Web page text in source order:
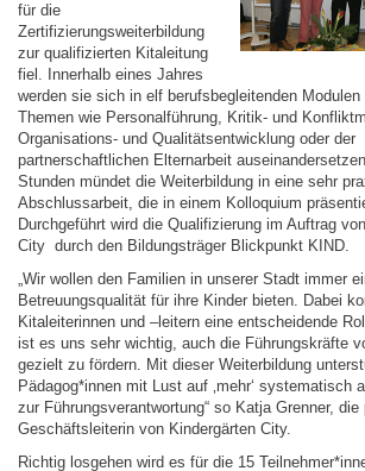
für die
Zertifizierungsweiterbildung
zur qualifizierten Kitaleitung
fiel. Innerhalb eines Jahres
werden sie sich in elf berufsbegleitenden
Themen wie Personalführung, Kritik- und
Organisations- und Qualitätsentwicklung oder der
partnerschaftlichen Elternarbeit
Stunden mündet die Weiterbildung in eine sehr
Abschlussarbeit, die in einem Kolloquium
Durchgeführt wird die Qualifizierung im Auftrag
City durch den Bildungsträger Blickpunkt KIND.
„Wir wollen den Familien in unserer Stadt immer
Betreuungsqualität für ihre Kinder bieten. Dabei
Kitaleiterinnen und –leitern eine entscheidende
ist es uns sehr wichtig, auch die Führungskräfte
gezielt zu fördern. Mit dieser Weiterbildung
Pädagog*innen mit Lust auf ‚mehr‘ systematisch
zur Führungsverantwortung“ so Katja Grenner, die
Geschäftsleiterin von Kindergärten City.
Richtig losgehen wird es für die 15